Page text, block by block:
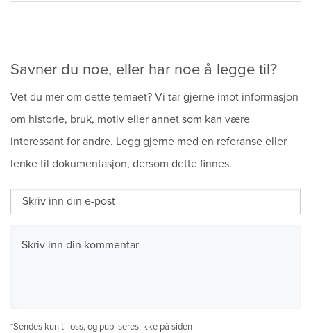
Savner du noe, eller har noe å legge til?
Vet du mer om dette temaet? Vi tar gjerne imot informasjon
om historie, bruk, motiv eller annet som kan være
interessant for andre. Legg gjerne med en referanse eller
lenke til dokumentasjon, dersom dette finnes.
*Sendes kun til oss, og publiseres ikke på siden